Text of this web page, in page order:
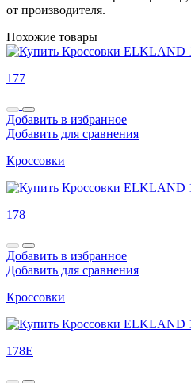
от производителя.
Похожие товары
177
Добавить в избранное
Добавить для сравнения
Кроссовки
178
Добавить в избранное
Добавить для сравнения
Кроссовки
178E